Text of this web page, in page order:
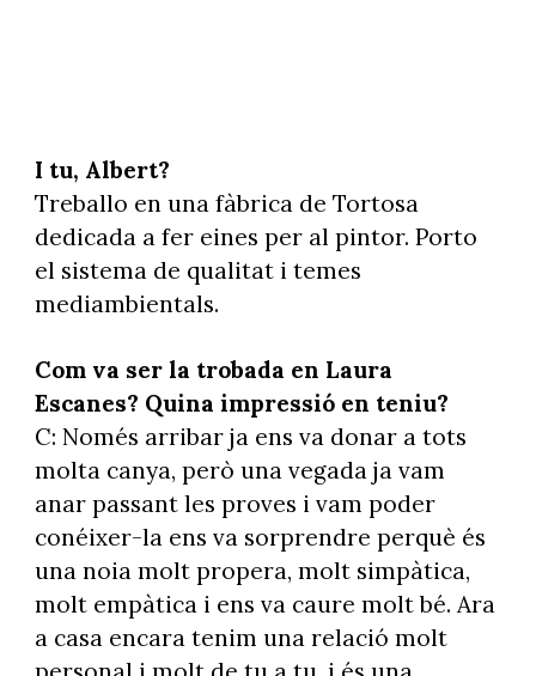
I tu, Albert?
Treballo en una fàbrica de Tortosa
dedicada a fer eines per al pintor. Porto
el sistema de qualitat i temes
mediambientals.
Com va ser la trobada en Laura
Escanes? Quina impressió en teniu?
C: Només arribar ja ens va donar a tots
molta canya, però una vegada ja vam
anar passant les proves i vam poder
conéixer-la ens va sorprendre perquè és
una noia molt propera, molt simpàtica,
molt empàtica i ens va caure molt bé. Ara
a casa encara tenim una relació molt